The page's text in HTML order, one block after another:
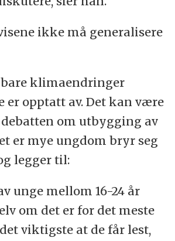
ikke må generalisere
klimaendringer
er opptatt av. Det kan være
om utbygging av
er mye ungdom bryr seg
legger til:
unge mellom 16-24 år
om det er for det meste
viktigste at de får lest,